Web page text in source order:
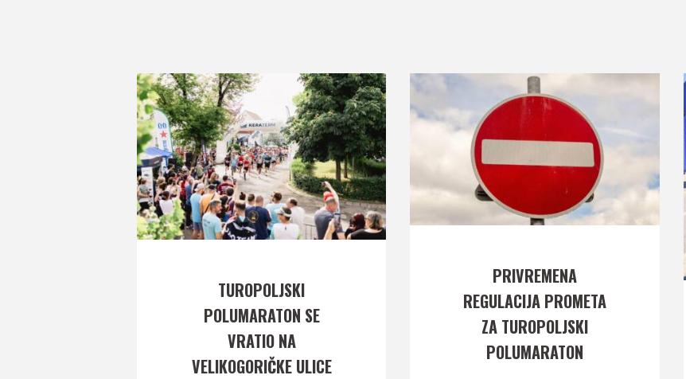
TUROPOLJSKI
POLUMARATON SE
VRATIO NA
VELIKOGORIČKE ULICE
PRIVREMENA
REGULACIJA PROMETA
ZA TUROPOLJSKI
POLUMARATON